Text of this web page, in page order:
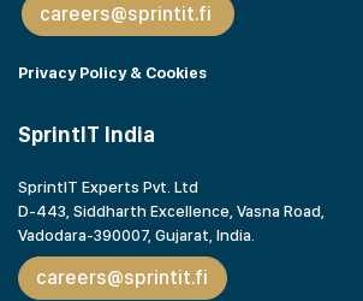
careers@sprintit.fi
Privacy Policy & Cookies
SprintIT India
SprintIT Experts Pvt. Ltd
D-443, Siddharth Excellence, Vasna Road,
Vadodara-390007, Gujarat, India.
careers@sprintit.fi